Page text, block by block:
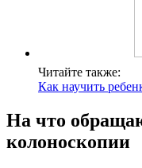
Читайте также:
Как научить
На что
колоноскопии